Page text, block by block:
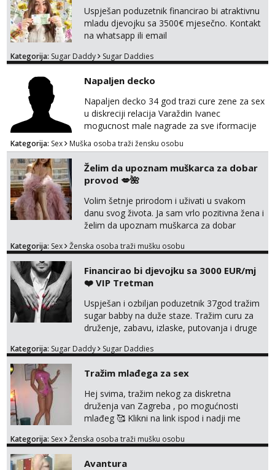
Tel: 064/677-677
- Kod: #69
tel:0,93€ - mob:1,12€ min
Obavijesti me kada se oslobodi
Snježana
Čekam tvoj poziv!
064/677-677- Kod: #119
Biljana
Razgovaram :)
Tel:064/677-677 - Kod: #132
Obavijesti me kada se oslobodi
Razgovaram :)
064/677-677- Kod: #121
tel:0,93€ - mob:1,12€ min
Obavijesti me kada se oslobodi
Alisa
Razgovaram :)
tel:0,93€ - mob:1,12€ min
Obavijesti me kada se oslobodi
Čekam tvoj poziv!
064/677-677
- Kod: #123
tel:0,93€ - mob:1,12€ min
Anđela
Čekam tvoj poziv!
tel:0,93€ - mob:1,12€ min
Uspješan poduzetnik financirao bi atraktivnu
mladu djevojku sa 3500€ mjesečno. Kontakt
na whatsapp ili email
Kategorija: Sugar Daddy Sugar Daddies
Napaljen decko
Napaljen decko 34 god trazi cure zene za sex
u diskreciji relacija Varaždin Ivanec
mogucnost male nagrade za sve iformacije
pisite na broj 098819637 pusa
Kategorija: Sex Muška osoba traži žensku osobu
Želim da upoznam muškarca za dobar
provod 💋🌺
Volim šetnje prirodom i uživati u svakom
danu svog života. Ja sam vrlo pozitivna žena i
želim da upoznam muškarca za dobar
na link ispod i nadji me tamo, cekam te!
Kategorija: Sex Ženska osoba traži mušku osobu
Financirao bi djevojku sa 3000 EUR/mj
❤️ VIP Tretman
Uspješan i ozbiljan poduzetnik 37god tražim
sugar babby na duže staze. Tražim curu za
druženje, zabavu, izlaske, putovanja i druge
otvorena, komunikativna, zgodna i atraktivna
markodalic37@gmail.com
Kategorija: Sugar Daddy Sugar Daddies
Tražim mlađega za sex
Hej svima, tražim nekog za diskretna
druženja van Zagreba , po mogućnosti
mlađeg 🥰 Klikni na link ispod i nadji me
Kategorija: Sex Ženska osoba traži mušku osobu
Avantura